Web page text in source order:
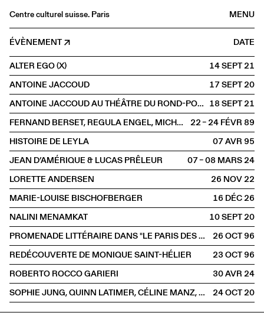
MENU
Centre culturel suisse. Paris
Agenda
Librairie
Buvette
Archives
Médiathèque
Éditions
Informations
FR/EN
SCÈNE Lecture
ÉVÈNEMENT
DATE
ALTER EGO (X)
14 SEPT2021
ANTOINE JACCOUD
17 SEPT2020
ANTOINE JACCOUD AU THÉÂTRE DU ROND-POINT 18 SEPT2021
FERNAND BERSET, REGULA ENGEL, MICHÈLE GLEIZER
22 – 24 FÉVR1989
HISTOIRE DE LEYLA
07 AVR1995
JEAN D’AMÉRIQUE & LUCAS PRÊLEUR
07 – 08 MARS2024
LORETTE ANDERSEN
26 NOV2022
MARIE-LOUISE BISCHOFBERGER
16 DÉC2026
NALINI MENAMKAT
10 SEPT2020
PROMENADE LITTÉRAIRE DANS "LE PARIS DES SUISSES"
26 OCT1996
REDÉCOUVERTE DE MONIQUE SAINT-HÉLIER
23 OCT1996
ROBERTO ROCCO GARIERI
30 AVR2024
SOPHIE JUNG, QUINN LATIMER, CÉLINE MANZ, DAVIDE-CHRISTELLE SANVEE
24 OCT2020